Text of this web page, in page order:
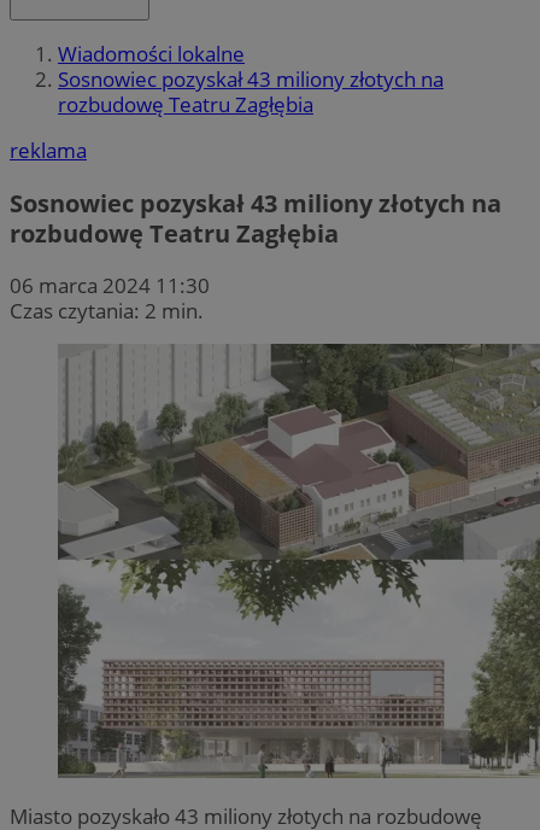
Wiadomości lokalne
Sosnowiec pozyskał 43 miliony złotych na
rozbudowę Teatru Zagłębia
reklama
Sosnowiec pozyskał 43 miliony złotych na
rozbudowę Teatru Zagłębia
06 marca 2024 11:30
Czas czytania: 2 min.
Miasto pozyskało 43 miliony złotych na rozbudowę